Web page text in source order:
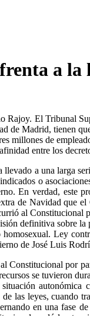
a la
Rajoy. El Tribunal
de Madrid, tienen
millones de
entre los
a una larga
o
En verdad, este
de Navidad que
al Constitucional
definitiva sobre
Ley
de José Luis
Constitucional por
se tuvieron
autonómica
las leyes, cuando
en una fase